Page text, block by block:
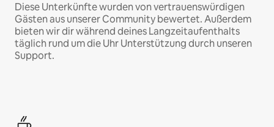
Diese Unterkünfte wurden von vertrauenswürdigen
Gästen aus unserer Community bewertet. Außerdem
bieten wir dir während deines Langzeitaufenthalts
täglich rund um die Uhr Unterstützung durch unseren
Support.